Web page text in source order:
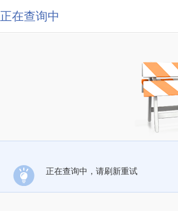
正在查询中
正在查询中，请刷新重试